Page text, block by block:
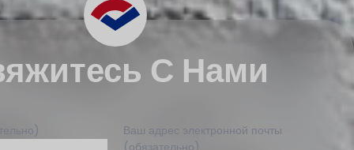
С Нами
Ваш адрес электронной почты
(обязательно)